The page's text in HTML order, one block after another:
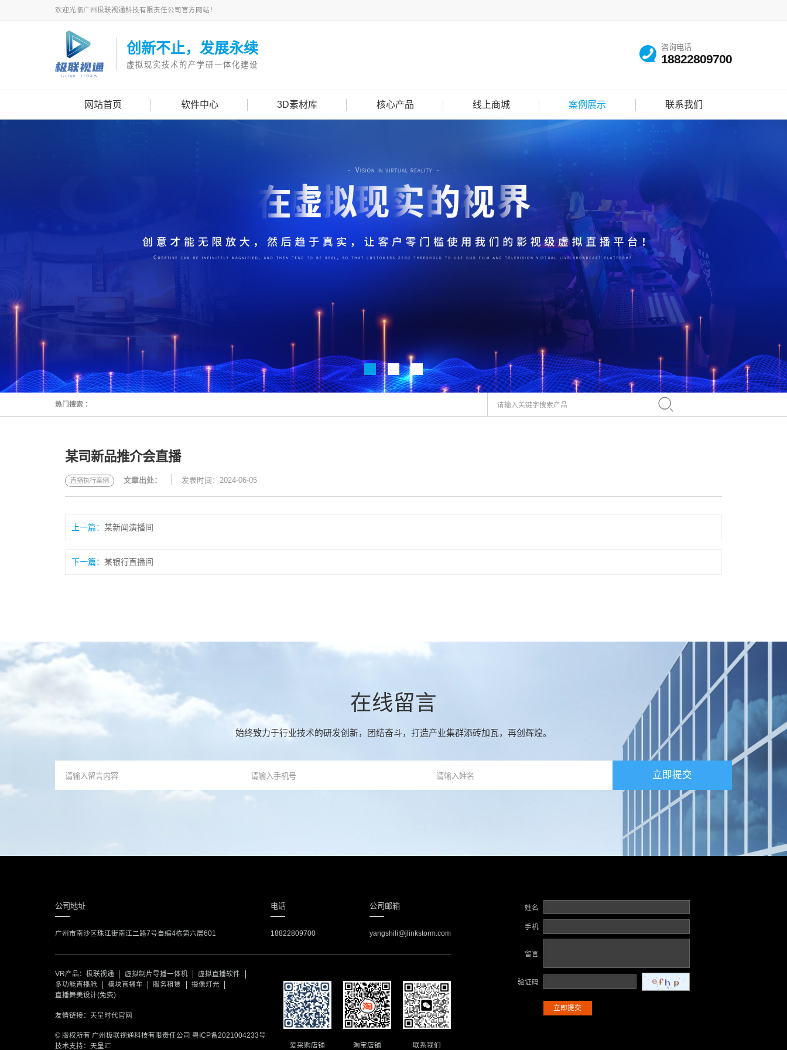
欢迎光临广州极联视通科技有限责任公司官方网站！
创新不止，发展永续
虚拟现实技术的产学研一体化建设
咨询电话
18822809700
网站首页 软件中心 3D素材库 核心产品 线上商城 案例展示 联系我们
热门搜索 ：
某司新品推介会直播
直播执行案例 文章出处： 发表时间：2024-06-05
上一篇：某新闻演播间
下一篇：某银行直播间
在线留言
始终致力于行业技术的研发创新，团结奋斗，打造产业集群添砖加瓦，再创辉煌。
立即提交
公司地址
广州市南沙区珠江街南江二路7号自编4栋第六层601
电话
18822809700
公司邮箱
yangshili@jlinkstorm.com
VR产品：极联视通 虚拟制片导播一体机
虚拟直播软件
多功能直播舱
模块直播车 服务租赁
摄像灯光
直播舞美设计(免费)
友情链接：天呈时代官网
© 版权所有 广州极联视通科技有限责任公司粤ICP备2021004233号
技术支持：天呈汇
爱采购店铺 淘宝店铺 联系我们
姓名
手机
留言
验证码
立即提交